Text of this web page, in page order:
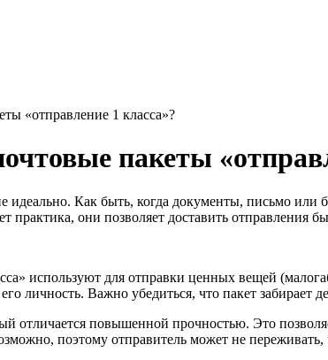
«отправление 1 класса»?
пакеты
идеально. Как быть, когда документы, письмо или
практика, они позволяет доставить
используют для отправки ценных вещей
личность. Важно убедиться, что пакет забирает
отличается повышенной прочностью. Это
поэтому отправитель может не переживать,